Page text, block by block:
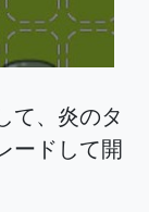
て、炎のタ
ードして開